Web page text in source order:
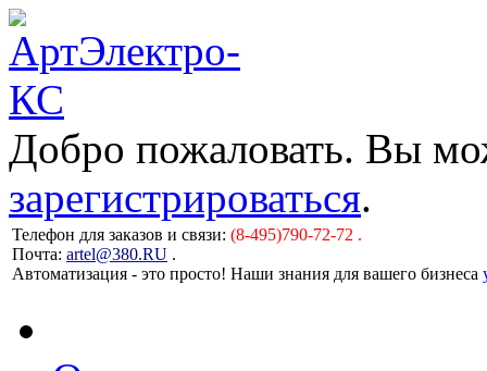
Добро пожаловать. Вы
зарегистрироваться.
Телефон для заказов и связи: (8-495)790-72-72 .
Почта: artel@380.RU .
Автоматизация - это просто! Наши знания для вашего бизнеса